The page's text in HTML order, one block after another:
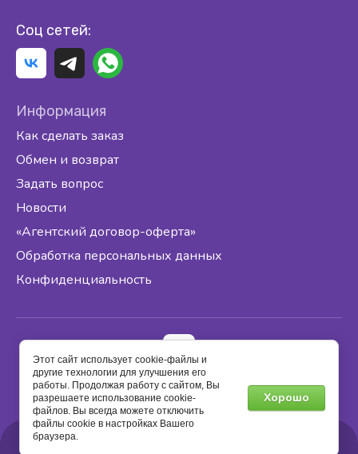
Информация
Как сделать заказ
Обмен и возврат
Задать вопрос
Новости
«Агентский договор-оферта»
Обработка персональных данных
Конфиденциальность
Cоц сетей:
2025 ИП МАЛИКШОЕВ ЛУКМОН ГАЙРАТОВИЧ
ОГРНИП: 321508100437226
ИНН: 500126237636
Этот сайт использует cookie-файлы и
другие технологии для улучшения его
работы. Продолжая работу с сайтом, Вы
разрешаете использование cookie-
файлов. Вы всегда можете отключить
файлы cookie в настройках Вашего
браузера.
Хорошо